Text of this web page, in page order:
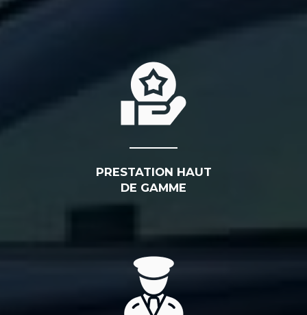
PRESTATION HAUT
DE GAMME